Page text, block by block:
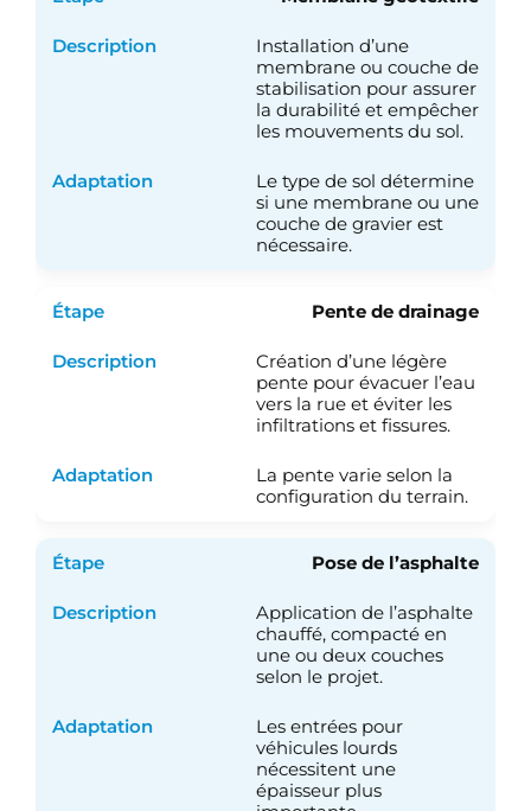
Installation d’une
membrane ou couche de
stabilisation pour assurer
la durabilité et empêcher
les mouvements du sol.
Le type de sol détermine
si une membrane ou une
couche de gravier est
nécessaire.
Pente de drainage
Création d’une légère
pente pour évacuer l’eau
vers la rue et éviter les
infiltrations et fissures.
La pente varie selon la
configuration du terrain.
Pose de l’asphalte
Application de l’asphalte
chauffé, compacté en
une ou deux couches
selon le projet.
Les entrées pour
véhicules lourds
nécessitent une
épaisseur plus